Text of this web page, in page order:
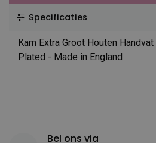
Specificaties
Kam Extra Groot Houten
Plated - Made in England
Bel ons via